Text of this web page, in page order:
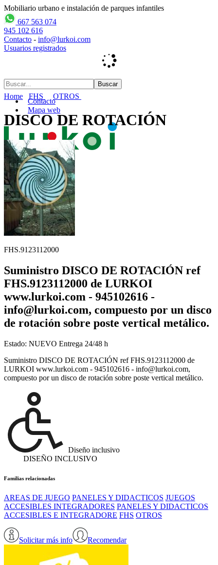
Mobiliario urbano e instalación de parques infantiles
667 563 074
945 102 616
Contacto - info@lurkoi.com
Usuarios registrados
Contacto
Mapa web
Home FHS OTROS
DISCO DE ROTACIÓN
FHS.9123112000
Suministro DISCO DE ROTACIÓN ref
FHS.9123112000 de LURKOI
www.lurkoi.com - 945102616 -
info@lurkoi.com, compuesto por un disco
de rotación sobre poste vertical metálico.
Estado: NUEVO Entrega 24/48 h
Suministro DISCO DE ROTACIÓN ref FHS.9123112000 de
LURKOI www.lurkoi.com - 945102616 - info@lurkoi.com,
compuesto por un disco de rotación sobre poste vertical metálico.
Diseño inclusivo
DISEÑO INCLUSIVO
Familias relacionadas
AREAS DE JUEGO PANELES Y DIDACTICOS JUEGOS
ACCESIBLES INTEGRADORES PANELES Y DIDACTICOS
ACCESIBLES E INTEGRADORE FHS OTROS
Solicitar más info Recomendar